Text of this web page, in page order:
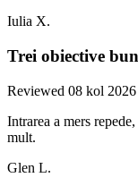
Iulia X.
Trei obiective
Reviewed 08 kol 2026
Intrarea a mers
mult.
Glen L.